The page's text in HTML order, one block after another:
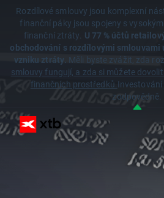
Rozdílové smlouvy jsou komplexní
finanční páky jsou spojeny s
finanční ztráty. U 77 % účtů
obchodování s rozdílovými
vzniku ztráty. Měli byste zvážit, zda
smlouvy fungují, a zda si můžete
finančních prostředků.
zodpovědně.